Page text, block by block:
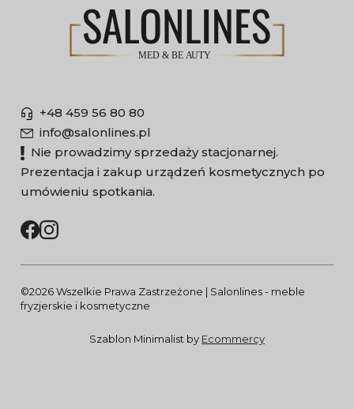
+48 459 56 80 80
info@salonlines.pl
Nie prowadzimy sprzedaży stacjonarnej.
Prezentacja i zakup urządzeń kosmetycznych po
umówieniu spotkania.
©2026 Wszelkie Prawa Zastrzeżone | Salonlines - meble
fryzjerskie i kosmetyczne
Szablon Minimalist by Ecommercy